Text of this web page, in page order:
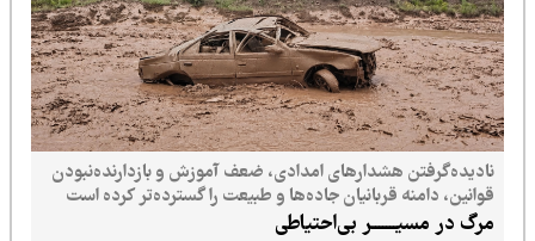
نادیده‌گرفتن هشدارهای امدادی، ضعف آموزش و بازدارنده‌نبودن
قوانین، دامنه قربانیان جاده‌ها و طبیعت را گسترده‌تر کرده است
مرگ در مسیـــــــر بی‌احتیاطی